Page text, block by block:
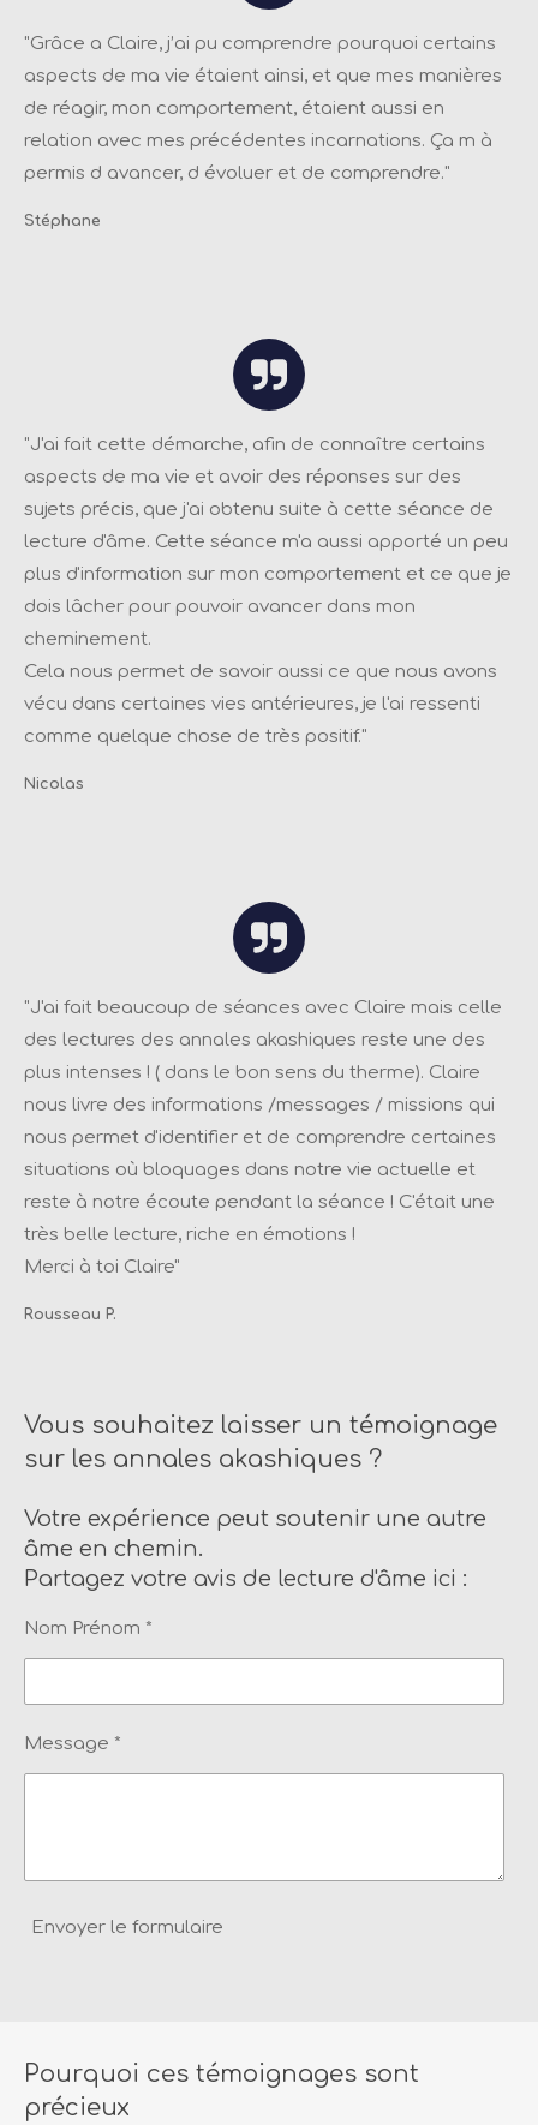
"Grâce a Claire, j’ai pu comprendre pourquoi certains
aspects de ma vie étaient ainsi, et que mes manières
de réagir, mon comportement, étaient aussi en
relation avec mes précédentes incarnations. Ça m à
permis d avancer, d évoluer et de comprendre."
Stéphane
"J'ai fait cette démarche, afin de connaître certains
aspects de ma vie et avoir des réponses sur des
sujets précis, que j'ai obtenu suite à cette séance de
lecture d'âme. Cette séance m'a aussi apporté un peu
plus d'information sur mon comportement et ce que je
dois lâcher pour pouvoir avancer dans mon
cheminement.
Cela nous permet de savoir aussi ce que nous avons
vécu dans certaines vies antérieures, je l'ai ressenti
comme quelque chose de très positif."
Nicolas
"J'ai fait beaucoup de séances avec Claire mais celle
des lectures des annales akashiques reste une des
plus intenses ! ( dans le bon sens du therme). Claire
nous livre des informations /messages / missions qui
nous permet d'identifier et de comprendre certaines
situations où bloquages dans notre vie actuelle et
reste à notre écoute pendant la séance ! C'était une
très belle lecture, riche en émotions !
Merci à toi Claire"
Rousseau P.
Vous souhaitez laisser un témoignage
sur les annales akashiques ?
Votre expérience peut soutenir une autre
âme en chemin.
Partagez votre avis de lecture d'âme ici :
Nom Prénom *
Message *
Envoyer le formulaire
Pourquoi ces témoignages sont
précieux